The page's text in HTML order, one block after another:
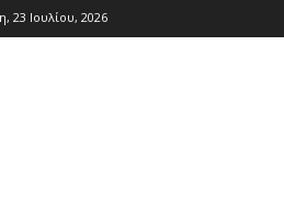
23 Ιουλίου, 2026